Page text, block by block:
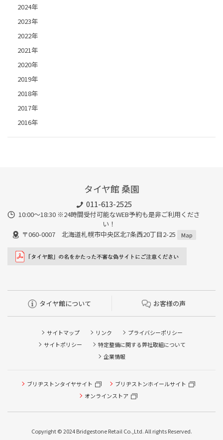
2024年
2023年
2022年
2021年
2020年
2019年
2018年
2017年
2016年
タイヤ館 桑園
011-613-2525
10:00～18:30 ※24時間受付可能なWEB予約も是非ご利用くださ
い！
〒060-0007 北海道札幌市中央区北7条西20丁目2-25
Map
タイヤ館について お客様の声
サイトマップ リンク
プライバシーポリシー
サイトポリシー
特定整備に関する弊社取組について
企業情報
ブリヂストンタイヤサイト
ブリヂストンホイールサイト
オンラインストア
Copyright © 2024 Bridgestone Retail Co.,Ltd. All rights Reserved.
タイヤ点検・安全点検/タイヤ履き替え/オイル交換/その他
ピット作業の予約
本日のタイヤ履き替え順番待ち予約 ※クローク契約会員の